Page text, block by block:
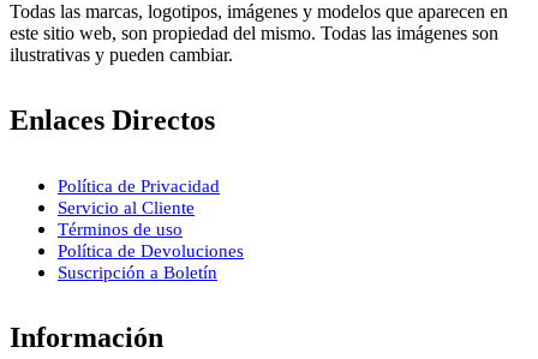
Todas las marcas, logotipos, imágenes y modelos que aparecen en
este sitio web, son propiedad del mismo. Todas las imágenes son
ilustrativas y pueden cambiar.
Enlaces Directos
Política de Privacidad
Servicio al Cliente
Términos de uso
Política de Devoluciones
Suscripción a Boletín
Información